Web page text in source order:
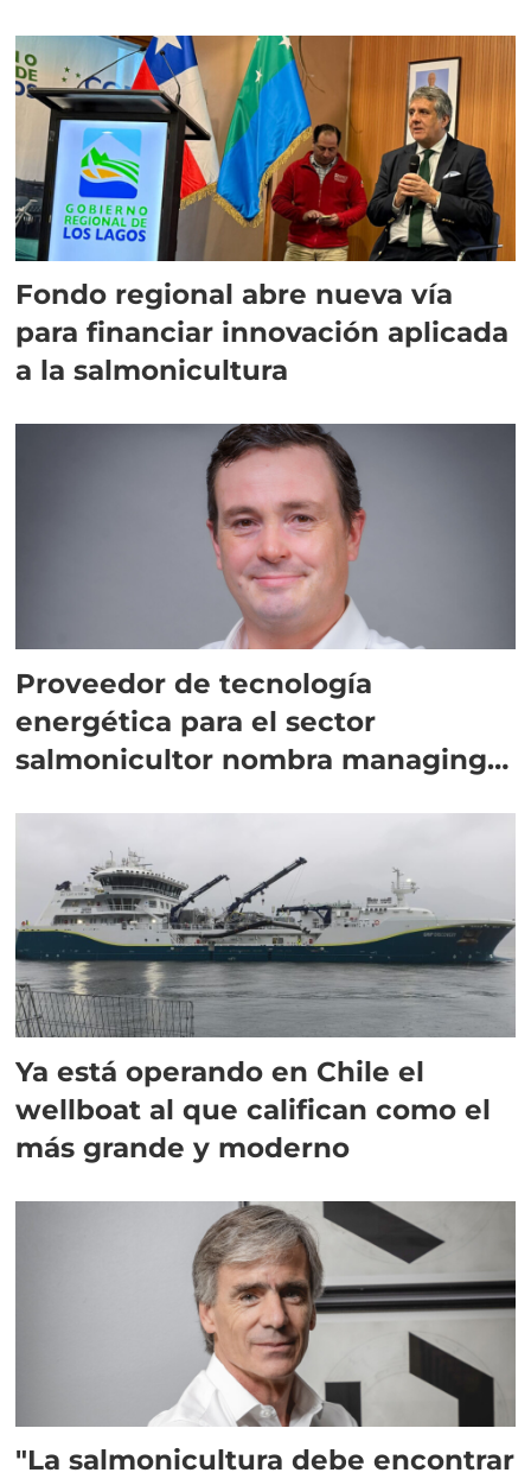
Fondo regional abre nueva vía
para financiar innovación aplicada
a la salmonicultura
Proveedor de tecnología
energética para el sector
salmonicultor nombra managing
Ya está operando en Chile el
wellboat al que califican como el
más grande y moderno
"La salmonicultura debe encontrar